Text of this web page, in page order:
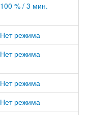
100 % / 3 мин.
Нет режима
Нет режима
Нет режима
Нет режима